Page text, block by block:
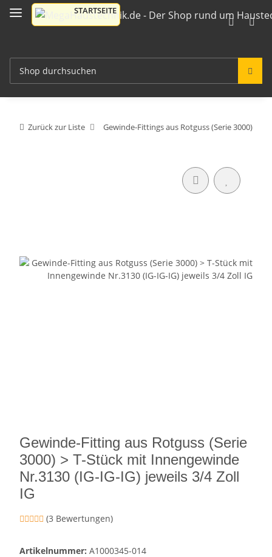
Zurück zur Liste Gewinde-Fittings aus Rotguss (Serie 3000)
Gewinde-Fitting aus Rotguss (Serie
3000) > T-Stück mit Innengewinde
Nr.3130 (IG-IG-IG) jeweils 3/4 Zoll
IG
(3 Bewertungen)
Artikelnummer: A1000345-014